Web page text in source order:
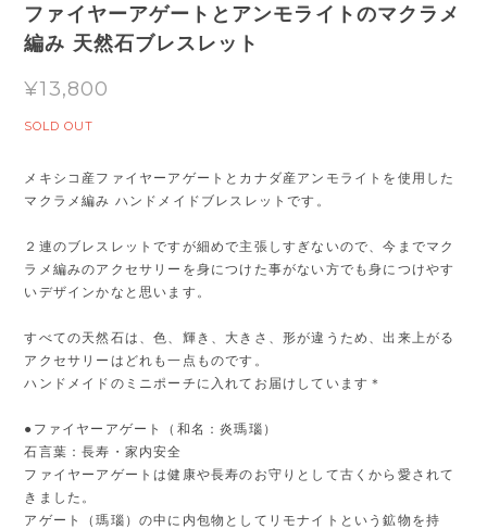
ファイヤーアゲートとアンモライトのマクラメ
編み 天然石ブレスレット
¥13,800
SOLD OUT
メキシコ産ファイヤーアゲートとカナダ産アンモライトを使用した
マクラメ編み ハンドメイドブレスレットです。
２連のブレスレットですが細めで主張しすぎないので、今までマク
ラメ編みのアクセサリーを身につけた事がない方でも身につけやす
いデザインかなと思います。
すべての天然石は、色、輝き、大きさ、形が違うため、出来上がる
アクセサリーはどれも一点ものです。
ハンドメイドのミニポーチに入れてお届けしています＊
●ファイヤーアゲート（和名：炎瑪瑙）
石言葉：長寿・家内安全
ファイヤーアゲートは健康や長寿のお守りとして古くから愛されて
きました。
アゲート（瑪瑙）の中に内包物としてリモナイトという鉱物を持